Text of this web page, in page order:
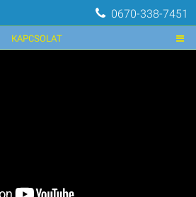
0670-338-7451
KAPCSOLAT